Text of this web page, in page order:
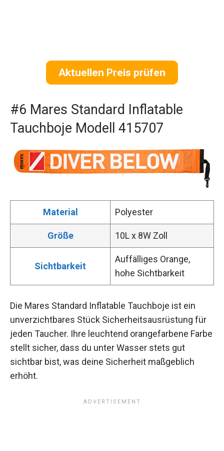
Aktuellen Preis prüfen
#6 Mares Standard Inflatable
Tauchboje Modell 415707
Material Polyester
Größe 10L x 8W Zoll
Sichtbarkeit
Auffälliges Orange,
hohe Sichtbarkeit
Die Mares Standard Inflatable Tauchboje ist ein
unverzichtbares Stück Sicherheitsausrüstung für
jeden Taucher. Ihre leuchtend orangefarbene Farbe
stellt sicher, dass du unter Wasser stets gut
sichtbar bist, was deine Sicherheit maßgeblich
erhöht.